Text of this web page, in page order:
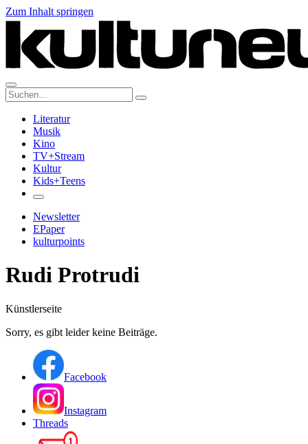
Zum Inhalt springen
Suche:
Literatur
Musik
Kino
TV+Stream
Kultur
Kids+Teens
Newsletter
EPaper
kulturpoints
Rudi Protrudi
Künstlerseite
Sorry, es gibt leider keine Beiträge.
Facebook
Instagram
Threads